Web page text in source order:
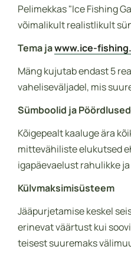
Pelimekkas "Ice Fishing
võimalikult realistlikult
Tema jawww.ice-
Mäng kujutab endast 5
vaheliseväljadel, mis
Sümboolid ja Pöördlused
Kõigepealt kaaluge ära
mittevähiliste elukutsed
igapäevaelust rahulikke
Külvmaksimisüsteem
Jääpurjetamise keskel
erinevat väärtust kui
teisest suuremaks